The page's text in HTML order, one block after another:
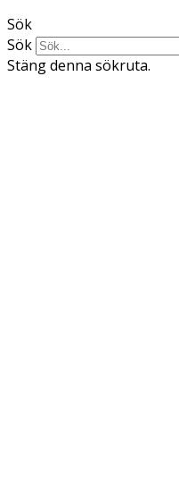
Sök
Sök
Stäng denna sökruta.